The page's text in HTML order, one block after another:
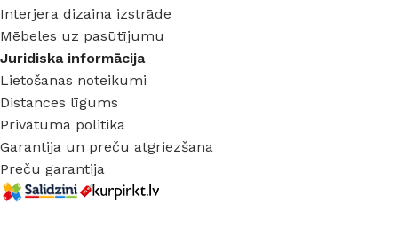
Interjera dizaina izstrāde
Mēbeles uz pasūtījumu
Juridiska informācija
Lietošanas noteikumi
Distances līgums
Privātuma politika
Garantija un preču atgriezšana
Preču garantija